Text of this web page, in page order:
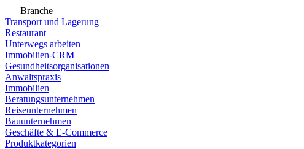
Branche
Transport und Lagerung
Restaurant
Unterwegs arbeiten
Immobilien-CRM
Gesundheitsorganisationen
Anwaltspraxis
Immobilien
Beratungsunternehmen
Reiseunternehmen
Bauunternehmen
Geschäfte & E-Commerce
Produktkategorien